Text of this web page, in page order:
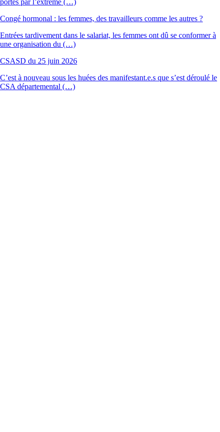
portés par l’extrême (…)
Congé hormonal : les femmes, des travailleurs comme les autres ?
Entrées tardivement dans le salariat, les femmes ont dû se conformer à
une organisation du (…)
CSASD du 25 juin 2026
C’est à nouveau sous les huées des manifestant.e.s que s’est déroulé le
CSA départemental (…)